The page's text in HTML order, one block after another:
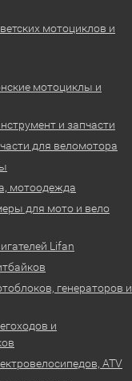
мотоциклов и
мотоциклы и
и запчасти
для веломотора
мотоодежда
для мото и вело
Lifan
генераторов и
и
ATV